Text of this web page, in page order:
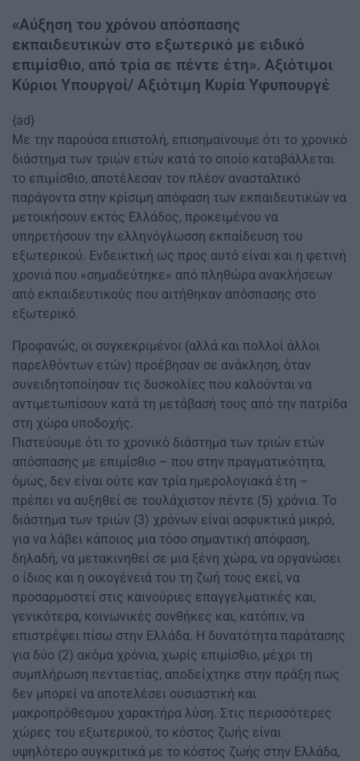
«Αύξηση του χρόνου απόσπασης
εκπαιδευτικών στο εξωτερικό με ειδικό
επιμίσθιο, από τρία σε πέντε έτη». Αξιότιμοι
Κύριοι Υπουργοί/ Αξιότιμη Κυρία Υφυπουργέ
{ad}
Με την παρούσα επιστολή, επισημαίνουμε ότι το χρονικό
διάστημα των τριών ετών κατά το οποίο καταβάλλεται
το επιμίσθιο, αποτέλεσαν τον πλέον ανασταλτικό
παράγοντα στην κρίσιμη απόφαση των εκπαιδευτικών να
μετοικήσουν εκτός Ελλάδος, προκειμένου να
υπηρετήσουν την ελληνόγλωσση εκπαίδευση του
εξωτερικού. Ενδεικτική ως προς αυτό είναι και η φετινή
χρονιά που «σημαδεύτηκε» από πληθώρα ανακλήσεων
από εκπαιδευτικούς που αιτήθηκαν απόσπασης στο
εξωτερικό.
Προφανώς, οι συγκεκριμένοι (αλλά και πολλοί άλλοι
παρελθόντων ετών) προέβησαν σε ανάκληση, όταν
συνειδητοποίησαν τις δυσκολίες που καλούνται να
αντιμετωπίσουν κατά τη μετάβασή τους από την πατρίδα
στη χώρα υποδοχής.
Πιστεύουμε ότι το χρονικό διάστημα των τριών ετών
απόσπασης με επιμίσθιο – που στην πραγματικότητα,
όμως, δεν είναι ούτε καν τρία ημερολογιακά έτη –
πρέπει να αυξηθεί σε τουλάχιστον πέντε (5) χρόνια. Το
διάστημα των τριών (3) χρόνων είναι ασφυκτικά μικρό,
για να λάβει κάποιος μια τόσο σημαντική απόφαση,
δηλαδή, να μετακινηθεί σε μια ξένη χώρα, να οργανώσει
ο ίδιος και η οικογένειά του τη ζωή τους εκεί, να
προσαρμοστεί στις καινούριες επαγγελματικές και,
γενικότερα, κοινωνικές συνθήκες και, κατόπιν, να
επιστρέψει πίσω στην Ελλάδα. Η δυνατότητα παράτασης
για δύο (2) ακόμα χρόνια, χωρίς επιμίσθιο, μέχρι τη
συμπλήρωση πενταετίας, αποδείχτηκε στην πράξη πως
δεν μπορεί να αποτελέσει ουσιαστική και
μακροπρόθεσμου χαρακτήρα λύση. Στις περισσότερες
χώρες του εξωτερικού, το κόστος ζωής είναι
υψηλότερο συγκριτικά με το κόστος ζωής στην Ελλάδα,